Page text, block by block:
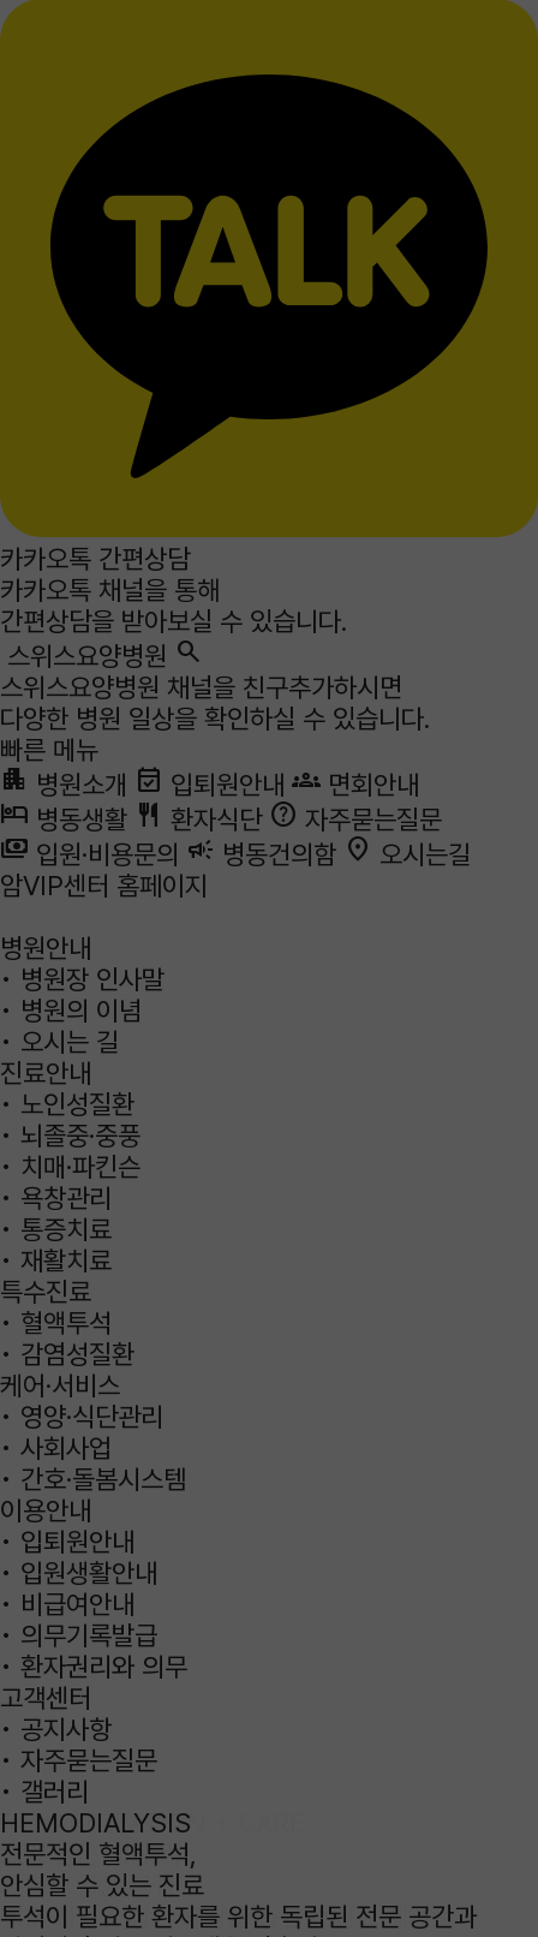
카카오톡 간편상담
카카오톡 채널을 통해
간편상담을 받아보실 수 있습니다.
스위스요양병원 search
스위스요양병원 채널을 친구추가하시면
다양한 병원 일상을 확인하실 수 있습니다.
빠른 메뉴
apartment 병원소개 event_available 입퇴원안내 groups 면회안내
hotel 병동생활 restaurant 환자식단 help 자주묻는질문
payments 입원·비용문의 campaign 병동건의함 place 오시는길
암VIP센터 홈페이지
병원안내
• 병원장 인사말
• 병원의 이념
• 오시는 길
진료안내
• 노인성질환
• 뇌졸중·중풍
• 치매·파킨슨
• 욕창관리
• 통증치료
• 재활치료
특수진료
• 혈액투석
• 감염성질환
케어·서비스
• 영양·식단관리
• 사회사업
• 간호·돌봄시스템
이용안내
• 입퇴원안내
• 입원생활안내
• 비급여안내
• 의무기록발급
• 환자권리와 의무
고객센터
• 공지사항
• 자주묻는질문
• 갤러리
건강
편안
전문 재활
HEMODIALYSIS
전문적인 혈액투석,
안심할 수 있는 진료
투석이 필요한 환자를 위한 독립된 전문 공간과